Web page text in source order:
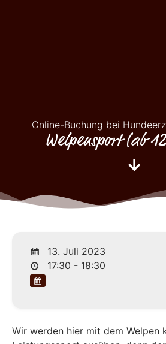
Online-Buchung bei
Welpensport (ab
13. Juli 2023
17:30 - 18:30
Wir werden hier mit dem Welpen